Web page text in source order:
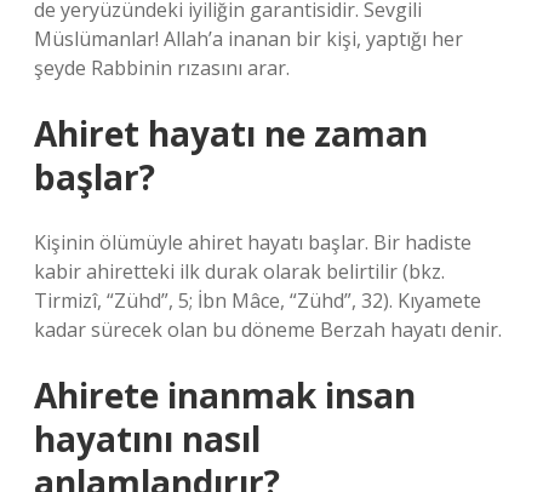
de yeryüzündeki iyiliğin garantisidir. Sevgili
Müslümanlar! Allah’a inanan bir kişi, yaptığı her
şeyde Rabbinin rızasını arar.
Ahiret hayatı ne zaman
başlar?
Kişinin ölümüyle ahiret hayatı başlar. Bir hadiste
kabir ahiretteki ilk durak olarak belirtilir (bkz.
Tirmizî, “Zühd”, 5; İbn Mâce, “Zühd”, 32). Kıyamete
kadar sürecek olan bu döneme Berzah hayatı denir.
Ahirete inanmak insan
hayatını nasıl
anlamlandırır?